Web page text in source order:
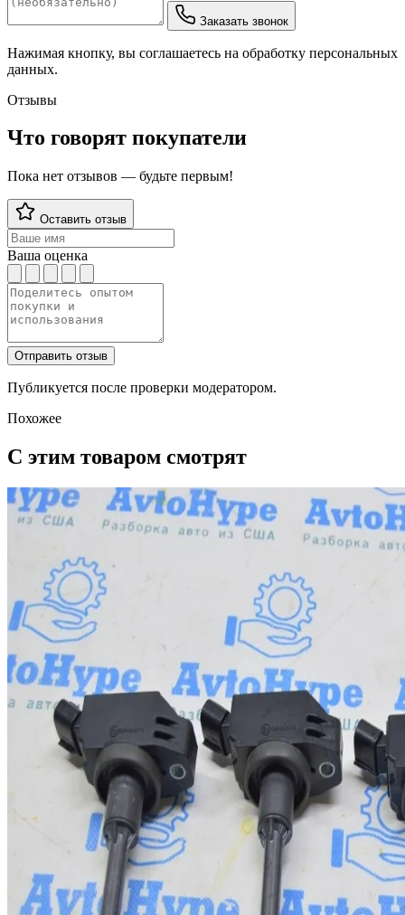
Заказать звонок
Нажимая кнопку, вы соглашаетесь на обработку персональных
данных.
Отзывы
Что говорят покупатели
Пока нет отзывов — будьте первым!
Оставить отзыв
Ваша оценка
Отправить отзыв
Публикуется после проверки модератором.
Похожее
С этим товаром смотрят